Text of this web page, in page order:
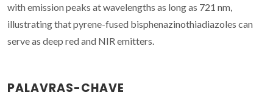
with emission peaks at wavelengths as long as 721 nm,
illustrating that pyrene-fused bisphenazinothiadiazoles can
serve as deep red and NIR emitters.
PALAVRAS-CHAVE